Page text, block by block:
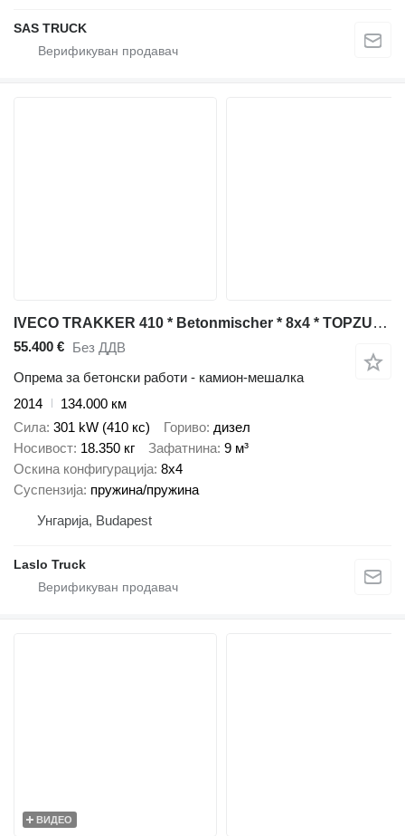
SAS TRUCK
IVECO TRAKKER 410 * Betonmischer * 8x4 * TOPZUSTAND
55.400 € Без ДДВ
Опрема за бетонски работи - камион-мешалка
2014
134.000 км
Сила 301 kW (410 кс) Гориво дизел
Носивост 18.350 кг Зафатнина 9 м³
Оскина конфигурација 8x4
Суспензија пружина/пружина
Унгарија, Budapest
Laslo Truck
ВИДЕО